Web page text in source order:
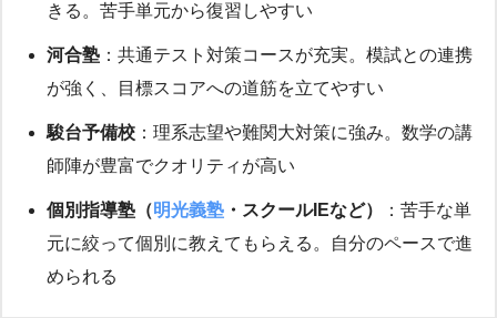
きる。苦手単元から復習しやすい
河合塾 ：共通テスト対策コースが充実。模試との連携
が強く、目標スコアへの道筋を立てやすい
駿台予備校 ：理系志望や難関大対策に強み。数学の講
師陣が豊富でクオリティが高い
個別指導塾（明光義塾 ・スクールIEなど）
：苦手な単
元に絞って個別に教えてもらえる。自分のペースで進
められる